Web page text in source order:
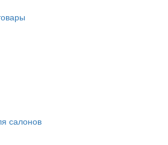
салонов